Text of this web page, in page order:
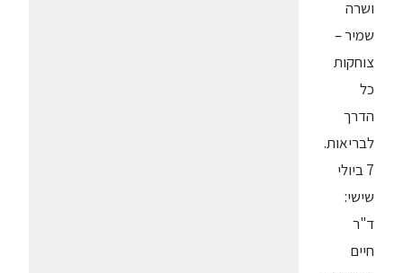
ושרה
שמיר –
צוחקות
כל
הדרך
לבריאות.
7 ביולי
שישי:
ד"ר
חיים